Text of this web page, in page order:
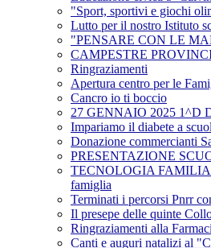
"Sport, sportivi e giochi
Lutto per il nostro Istituto
"PENSARE CON LE
CAMPESTRE
Ringraziamenti
Apertura centro per le
Cancro io ti boccio
27 GENNAIO 2025 1^D
Impariamo il diabete a
Donazione commercianti
PRESENTAZIONE
TECNOLOGIA
famiglia
Terminati i percorsi Pnrr
Il presepe delle quinte
Ringraziamenti alla
Canti e auguri natalizi al